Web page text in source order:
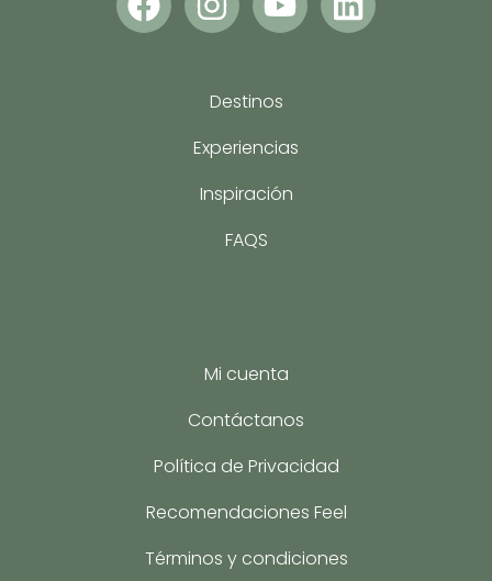
Destinos
Experiencias
Inspiración
FAQS
Mi cuenta
Contáctanos
Política de Privacidad
Recomendaciones Feel
Términos y condiciones